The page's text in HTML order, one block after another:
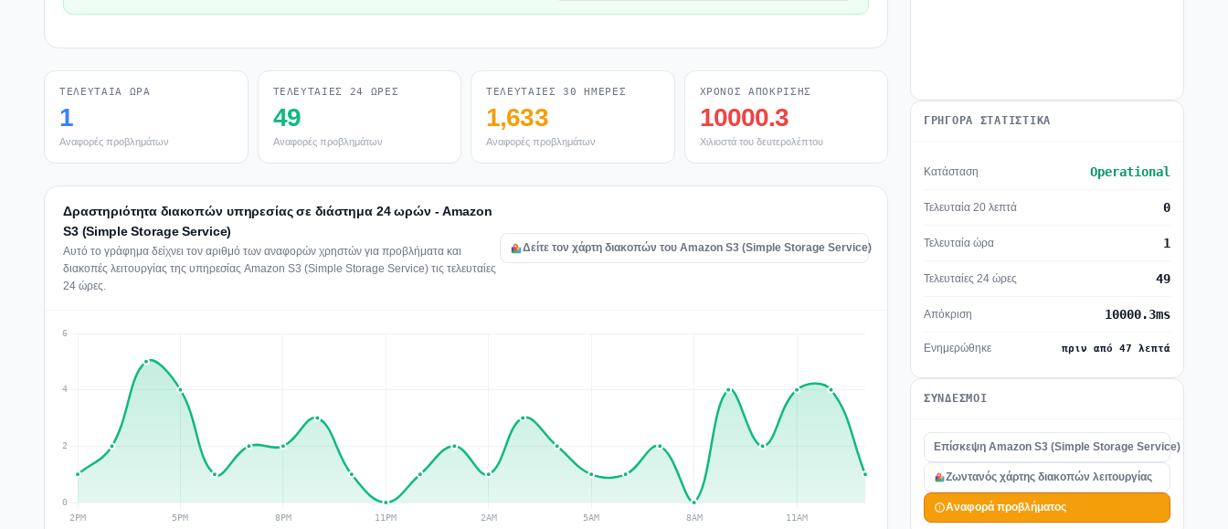
ΤΕΛΕΥΤΑΊΑ ΏΡΑ
1
Αναφορές προβλημάτων
ΤΕΛΕΥΤΑΊΕΣ 24 ΏΡΕΣ
49
Αναφορές προβλημάτων
ΤΕΛΕΥΤΑΊΕΣ 30 ΗΜΈΡΕΣ
1,633
Αναφορές προβλημάτων
ΧΡΌΝΟΣ ΑΠΌΚΡΙΣΗΣ
10000.3
Χιλιοστά του δευτερολέπτου
Δραστηριότητα διακοπών υπηρεσίας σε διάστημα 24 ωρών - Amazon
S3 (Simple Storage Service)
Αυτό το γράφημα δείχνει τον αριθμό των αναφορών χρηστών για προβλήματα και
διακοπές λειτουργίας της υπηρεσίας Amazon S3 (Simple Storage Service) τις τελευταίες
24 ώρες.
Δείτε τον χάρτη διακοπών του Amazon S3 (Simple Storage Service)
ΓΡΉΓΟΡΑ ΣΤΑΤΙΣΤΙΚΆ
Κατάσταση Operational
Τελευταία 20 λεπτά 0
Τελευταία ώρα 1
Τελευταίες 24 ώρες 49
Απόκριση 10000.3ms
Ενημερώθηκε πριν από 47 λεπτά
ΣΎΝΔΕΣΜΟΙ
Επίσκεψη Amazon S3 (Simple Storage Service)
Ζωντανός χάρτης διακοπών λειτουργίας
Αναφορά προβλήματος